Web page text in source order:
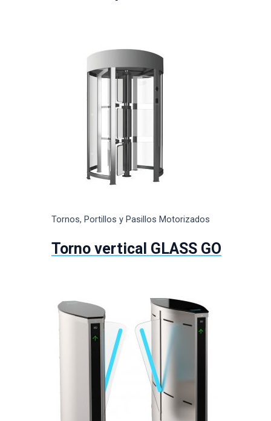
Tornos, Portillos y Pasillos Motorizados
Torno vertical GLASS GO